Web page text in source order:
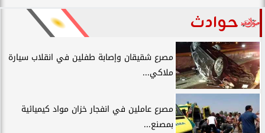
حوادث
مصرع شقيقان وإصابة طفلين في انقلاب سيارة
ملاكي...
مصرع عاملين في انفجار خزان مواد كيميائية
بمصنع...